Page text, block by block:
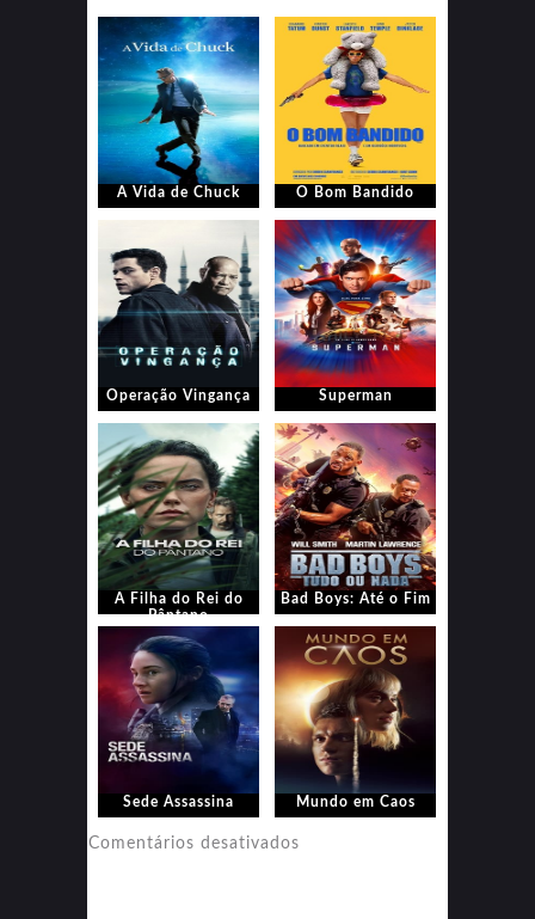
A Vida de Chuck O Bom Bandido
Operação Vingança Superman
A Filha do Rei do
Pântano
Bad Boys: Até o Fim
Sede Assassina Mundo em Caos
Comentários desativados